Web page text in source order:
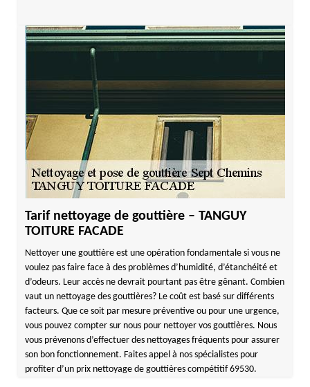
Tarif nettoyage de gouttière – TANGUY
TOITURE FACADE
Nettoyer une gouttière est une opération fondamentale si vous ne
voulez pas faire face à des problèmes d’humidité, d’étanchéité et
d’odeurs. Leur accès ne devrait pourtant pas être gênant. Combien
vaut un nettoyage des gouttières? Le coût est basé sur différents
facteurs. Que ce soit par mesure préventive ou pour une urgence,
vous pouvez compter sur nous pour nettoyer vos gouttières. Nous
vous prévenons d’effectuer des nettoyages fréquents pour assurer
son bon fonctionnement. Faites appel à nos spécialistes pour
profiter d’un prix nettoyage de gouttières compétitif 69530.